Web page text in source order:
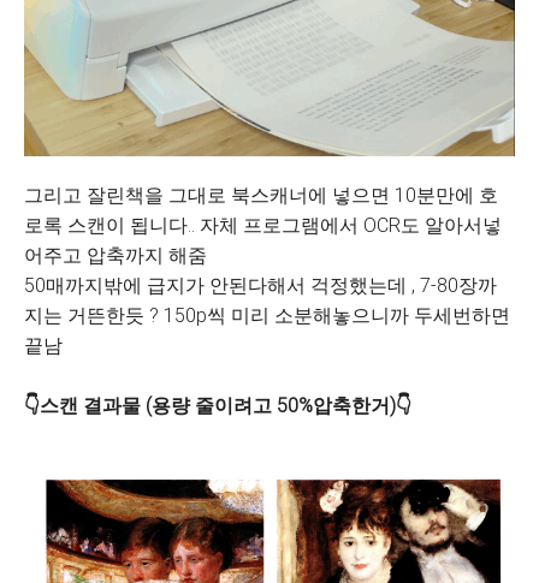
그리고 잘린책을 그대로 북스캐너에 넣으면 10분만에 호
로록 스캔이 됩니다.. 자체 프로그램에서 OCR도 알아서넣
어주고 압축까지 해줌
50매까지밖에 급지가 안된다해서 걱정했는데 , 7-80장까
지는 거뜬한듯 ? 150p씩 미리 소분해놓으니까 두세번하면
끝남
👇스캔 결과물 (용량 줄이려고 50%압축한거)👇